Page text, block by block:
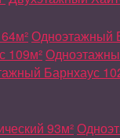
Одноэтажный
109м²
Барнхаус
93м²